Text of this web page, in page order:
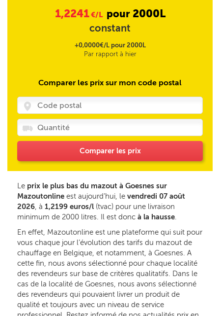
1,2241€/L pour 2000L
constant
+0,0000€/L pour 2000L
Par rapport à hier
Comparer les prix sur mon code postal
Comparer les prix
Le prix le plus bas du mazout à Goesnes sur
Mazoutonline est aujourd’hui, le vendredi 07 août
2026, à 1,2199 euros/l (tvac) pour une livraison
minimum de 2000 litres. Il est donc à la hausse.
En effet, Mazoutonline est une plateforme qui suit pour
vous chaque jour l’évolution des tarifs du mazout de
chauffage en Belgique, et notamment, à Goesnes. A
cette fin, nous avons sélectionné pour chaque localité
des revendeurs sur base de critères qualitatifs. Dans le
cas de la localité de Goesnes, nous avons sélectionné
des revendeurs qui pouvaient livrer un produit de
qualité et toujours avec un niveau de service